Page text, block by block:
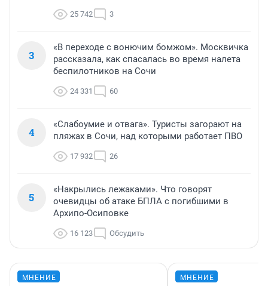
25 742 3
3
«В переходе с вонючим бомжом». Москвичка
рассказала, как спасалась во время налета
беспилотников на Сочи
24 331 60
4
«Слабоумие и отвага». Туристы загорают на
пляжах в Сочи, над которыми работает ПВО
17 932 26
5
«Накрылись лежаками». Что говорят
очевидцы об атаке БПЛА с погибшими в
Архипо-Осиповке
16 123 Обсудить
МНЕНИЕ МНЕНИЕ